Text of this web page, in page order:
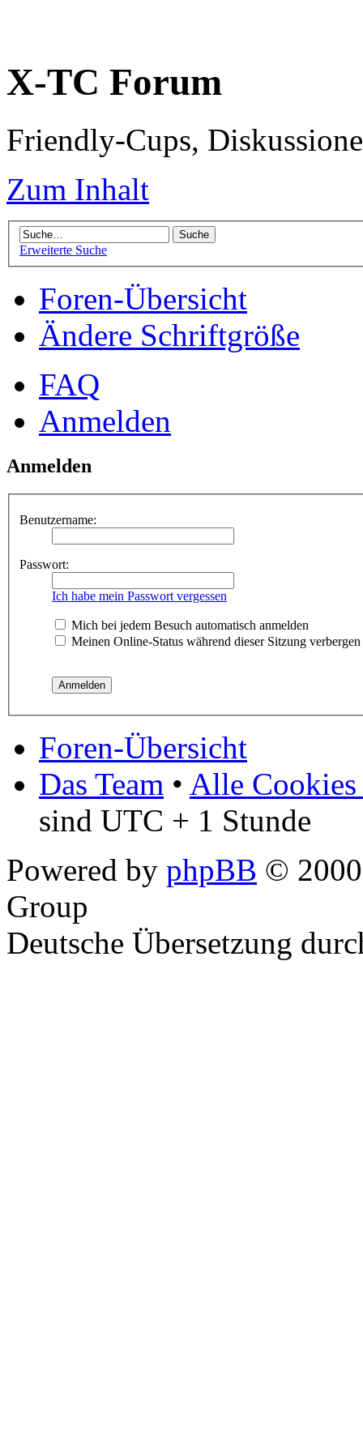
X-TC Forum
Friendly-Cups,
Zum Inhalt
Erweiterte Suche
Foren-Übersicht
Ändere Schriftgröße
FAQ
Anmelden
Anmelden
Benutzername:
Passwort:
Ich habe mein Passwort vergessen
Mich bei jedem Besuch automatisch anmelden
Meinen Online-Status während dieser Sitzung verbergen
Foren-Übersicht
Das Team • Alle Cookies
sind UTC + 1 Stunde
Powered by phpBB ©
Group
Deutsche Übersetzung